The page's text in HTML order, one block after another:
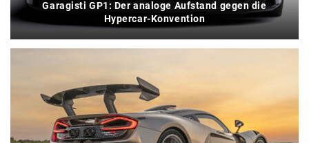
Garagisti GP1: Der analoge Aufstand gegen die
Hypercar-Konvention